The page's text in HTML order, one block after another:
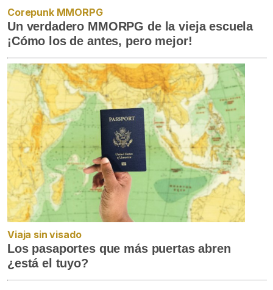
Corepunk MMORPG
Un verdadero MMORPG de la vieja escuela
¡Cómo los de antes, pero mejor!
Viaja sin visado
Los pasaportes que más puertas abren
¿está el tuyo?